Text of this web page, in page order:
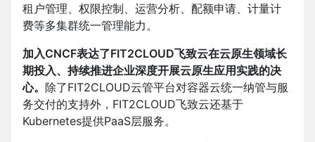
租户管理、权限控制、运营分析、配额申请、计量计
费等多集群统一管理能力。
加入CNCF表达了FIT2CLOUD飞致云在云原生领域长
期投入、持续推进企业深度开展云原生应用实践的决
心。 除了FIT2CLOUD云管平台对容器云统一纳管与服
务交付的支持外，FIT2CLOUD飞致云还基于
Kubernetes提供PaaS层服务。